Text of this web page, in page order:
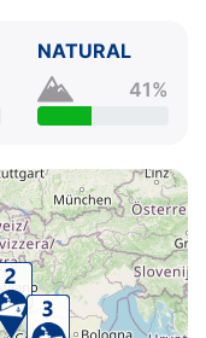
NATURAL
41%